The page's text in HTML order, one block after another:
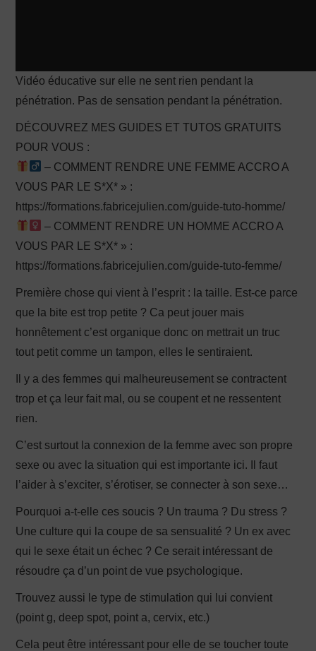
Vidéo éducative sur elle ne sent rien pendant la
pénétration. Pas de sensation pendant la pénétration.
DÉCOUVREZ MES GUIDES ET TUTOS GRATUITS
POUR VOUS :
– COMMENT RENDRE UNE FEMME ACCRO A
VOUS PAR LE S*X* » :
https://formations.fabricejulien.com/guide-tuto-homme/
– COMMENT RENDRE UN HOMME ACCRO A
VOUS PAR LE S*X* » :
https://formations.fabricejulien.com/guide-tuto-femme/
Première chose qui vient à l’esprit : la taille. Est-ce parce
que la bite est trop petite ? Ca peut jouer mais
honnêtement c’est organique donc on mettrait un truc
tout petit comme un tampon, elles le sentiraient.
Il y a des femmes qui malheureusement se contractent
trop et ça leur fait mal, ou se coupent et ne ressentent
rien.
C’est surtout la connexion de la femme avec son propre
sexe ou avec la situation qui est importante ici. Il faut
l’aider à s’exciter, s’érotiser, se connecter à son sexe…
Pourquoi a-t-elle ces soucis ? Un trauma ? Du stress ?
Une culture qui la coupe de sa sensualité ? Un ex avec
qui le sexe était un échec ? Ce serait intéressant de
résoudre ça d’un point de vue psychologique.
Trouvez aussi le type de stimulation qui lui convient
(point g, deep spot, point a, cervix, etc.)
Cela peut être intéressant pour elle de se toucher toute